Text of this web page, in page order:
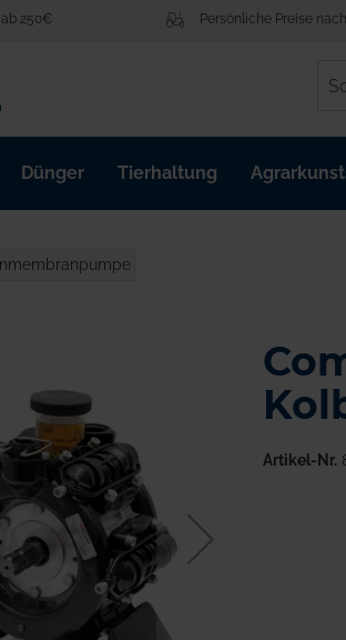
250€ Persönliche Preise
Dünger Tierhaltung
Artikel-Nr.